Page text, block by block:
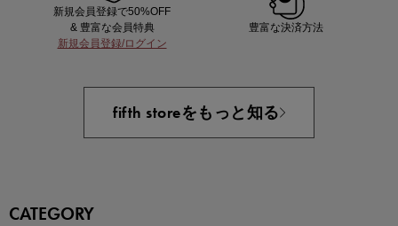
即戦力アイテム続々対象
新規会員登録で50%OFF
& 豊富な会員特典
新規会員登録/ログイン
豊富な決済方法
fifth storeをもっと知る
CATEGORY